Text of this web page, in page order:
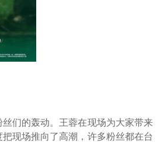
们的轰动。王蓉在现场为大家带来
现场推向了高潮，许多粉丝都在台